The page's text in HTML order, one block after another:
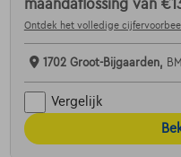
maandaflossing van
Ontdek het volledige
1702 Groot-Bijgaarden,
Vergelijk